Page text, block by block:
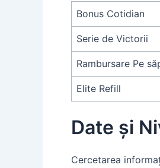
Bonus Cotidian
Serie de Victorii
Rambursare Pe
Elite Refill
Date și
Cercetarea